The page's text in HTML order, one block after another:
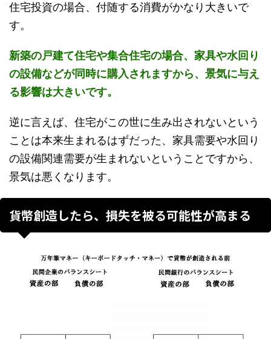
住宅投資の場合、付随する消費がかなり大きいで
す。
新築の戸建て住宅や集合住宅の場合、家具や水回り
の設備などが同時に購入されますから、景気に与え
る影響は大きいです。
逆に言えば、住宅がこの世に生み出されないという
ことは本来生まれるはずだった、家具需要や水回り
の設備関連需要が生まれないということですから、
景気は悪くなります。
貨幣創造したら、損失を被る可能性が高まる